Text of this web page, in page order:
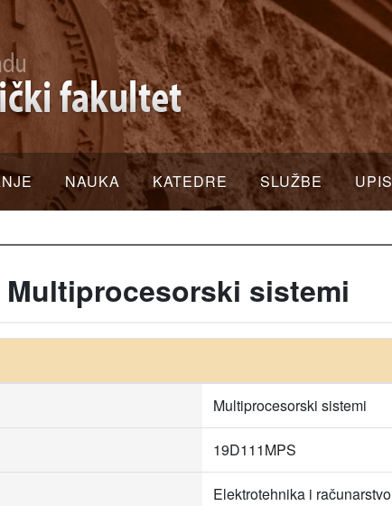
NAUKA KATEDRE SLUŽBE UPIS
Multiprocesorski sistemi
Multiprocesorski sistemi
19D111MPS
Elektrotehnika i računarstvo